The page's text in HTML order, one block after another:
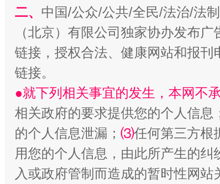
揭批美国五大"原罪" "炒
二、 中国/公众/公共/全民/法治/法
（北京）有限公司独家协办发布
链接，授权合法、健康网站和报
链接。
●就下列相关事宜的发生，本网不
相关政府的要求提供您的个人信息
的个人信息泄漏； ⑶任何第三方根
用您的个人信息，由此所产生的纠
入或政府管制而造成的暂时性网